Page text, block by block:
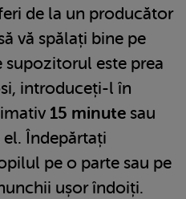
de la un producător
vă spălați bine pe
supozitorul este prea
introduceți-l în
15 minute sau
Îndepărtați
pe o parte sau pe
ușor îndoiți.